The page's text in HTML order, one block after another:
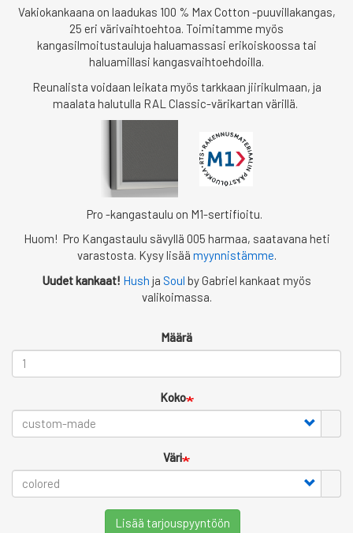
Vakiokankaana on laadukas 100 % Max Cotton -puuvillakangas,
25 eri värivaihtoehtoa. Toimitamme myös
kangasilmoitustauluja haluamassasi erikoiskoossa tai
haluamillasi kangasvaihtoehdoilla.
Reunalista voidaan leikata myös tarkkaan jiirikulmaan, ja
maalata halutulla RAL Classic-värikartan värillä.
Pro -kangastaulu on M1-sertifioitu.
Huom! Pro Kangastaulu sävyllä 005 harmaa, saatavana heti
varastosta. Kysy lisää myynnistämme.
Uudet kankaat! Hush ja Soul by Gabriel kankaat myös
valikoimassa.
Määrä
Koko
Väri
Lisää tarjouspyyntöön